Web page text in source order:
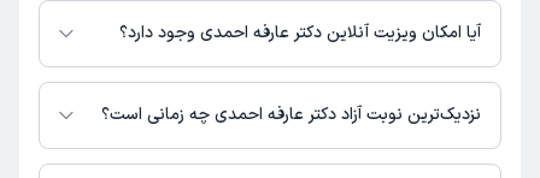
نیست.
آیا امکان ویزیت آنلاین دکتر عارفه احمدی وجود دارد؟
در حال حاضر دکتر عارفه احمدی مشاوره پزشکی آنلاین به صورت تلفنی و متنی
دارند.نزدیک‌ترین نوبت آزاد دکتر عارفه احمدی چه زمانی است؟
دکتر عارفه احمدی از روز یکشنبه 18 مرداد 1405 بیمار جدید می‌پذیرند.